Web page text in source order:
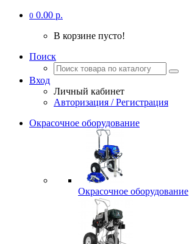
0 0.00 р.
В корзине пусто!
Поиск
Вход
Личный кабинет
Авторизация / Регистрация
Окрасочное оборудование
Окрасочное оборудование